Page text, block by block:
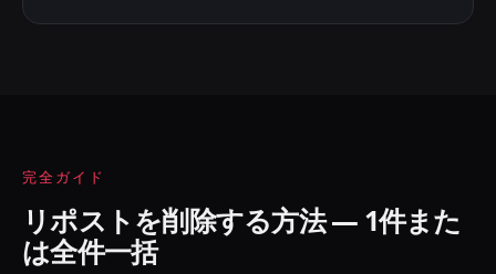
完全ガイド
リポストを削除する方法 — 1件また
は全件一括